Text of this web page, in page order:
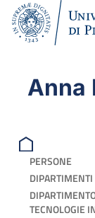
Anna
PERSONE
DIPARTIMENTI
TECNOLOGIE